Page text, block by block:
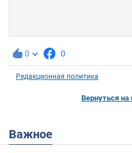
0 0
Редакционная политика
Вернуться на
Важное